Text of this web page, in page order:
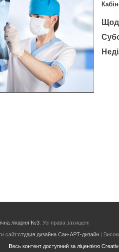
лікарня №3 . Усі права захищені.
сайт:студия дизайна Сан-АРТ-дизайн|
Весь контент доступний за ліцензією